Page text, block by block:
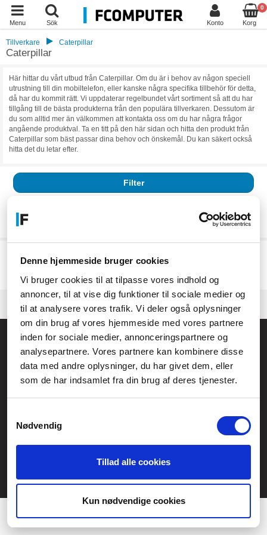
Denne hjemmeside bruger cookies
Vi bruger cookies til at tilpasse vores indhold og
annoncer, til at vise dig funktioner til sociale medier og
til at analysere vores trafik. Vi deler også oplysninger
om din brug af vores hjemmeside med vores partnere
inden for sociale medier, annonceringspartnere og
analysepartnere. Vores partnere kan kombinere disse
data med andre oplysninger, du har givet dem, eller
som de har indsamlet fra din brug af deres tjenester.
Nødvendig
Tillad alle cookies
Kun nødvendige cookies
Menu Sök Konto
0
Korg
Tillverkare Caterpillar
Caterpillar
Här hittar du vårt utbud från Caterpillar. Om du är i behov av någon speciell
utrustning till din mobiltelefon, eller kanske några specifika tillbehör för detta,
då har du kommit rätt. Vi uppdaterar regelbundet vårt sortiment så att du har
tillgång till de bästa produkterna från den populära tillverkaren. Dessutom är
du som alltid mer än välkommen att kontakta oss om du har några frågor
angående produktval. Ta en titt på den här sidan och hitta den produkt från
Caterpillar som bäst passar dina behov och önskemål. Du kan säkert också
hitta det du letar efter.
Filter
ellertillverkaren.
produkt.
Allmänna frågor:
kundservice@fcomputer.se
Service- och reklamationsavdelningen:
service@fcomputer.se
Ångra köp
Datasäkerhet/cookies